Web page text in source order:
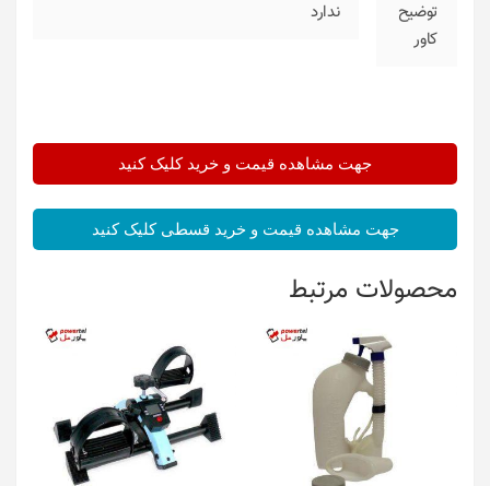
توضیح
کاور
ندارد
جهت مشاهده قیمت و خرید کلیک کنید
جهت مشاهده قیمت و خرید قسطی کلیک کنید
محصولات مرتبط